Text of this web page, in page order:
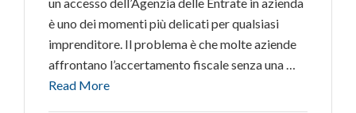
è uno dei momenti più delicati per qualsiasi
imprenditore. Il problema è che molte aziende
affrontano l’accertamento fiscale senza una …
Read More